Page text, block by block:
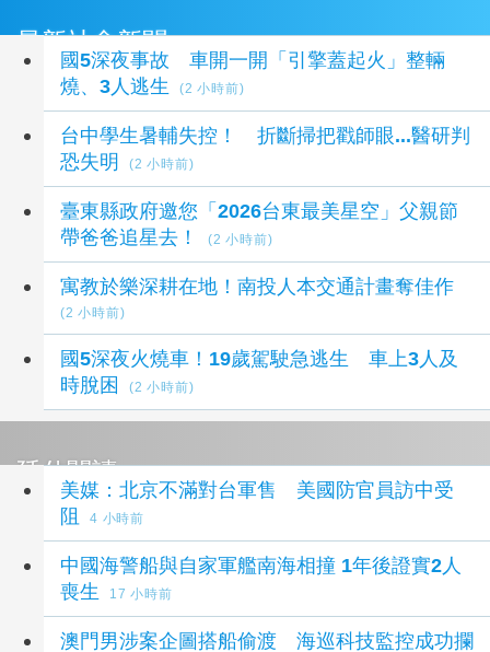
最新社會新聞
國5深夜事故 車開一開「引擎蓋起火」整輛
燒、3人逃生
(2 小時前)
台中學生暑輔失控！ 折斷掃把戳師眼...醫研判
恐失明
(2 小時前)
臺東縣政府邀您「2026台東最美星空」父親節
帶爸爸追星去！
(2 小時前)
寓教於樂深耕在地！南投人本交通計畫奪佳作
(2 小時前)
國5深夜火燒車！19歲駕駛急逃生 車上3人及
時脫困
(2 小時前)
延伸閱讀
美媒：北京不滿對台軍售 美國防官員訪中受
阻
4 小時前
中國海警船與自家軍艦南海相撞 1年後證實2人
喪生
17 小時前
澳門男涉案企圖搭船偷渡 海巡科技監控成功攔